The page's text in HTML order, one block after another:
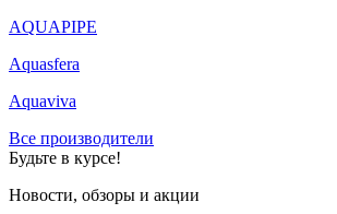
AQUAPIPE
Aquasfera
Aquaviva
Все производители
Будьте в курсе!
Новости, обзоры и акции